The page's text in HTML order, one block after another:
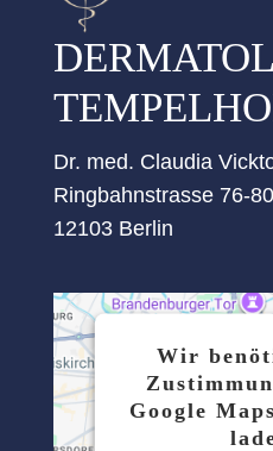
Dr. med. Claudia
Ringbahnstrasse 76-80
12103 Berlin
Wir
Google